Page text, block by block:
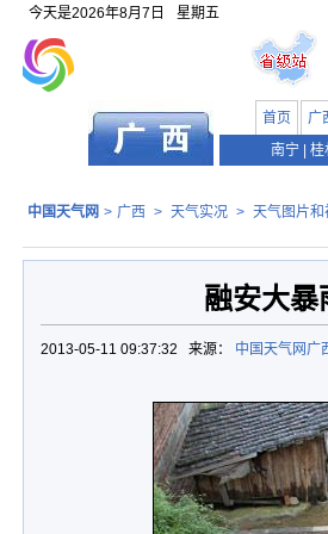
今天是2026年8月7日 星期五
首页
广
南宁
桂
中国天气网 > 广西 > 天气实况 > 天气图片和
融安大暴
2013-05-11 09:37:32 来源： 中国天气网广